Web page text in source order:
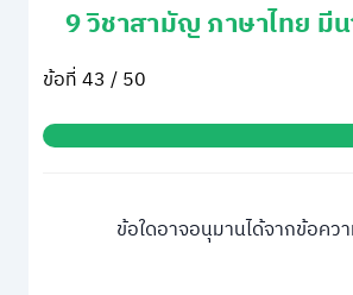
9 วิชาสามัญ ภาษาไทย มี
ข้อที่ 43 / 50
ข้อใดอาจอนุมานได้จากข้อคว